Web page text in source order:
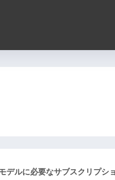
デルに必要なサブスクリプシ